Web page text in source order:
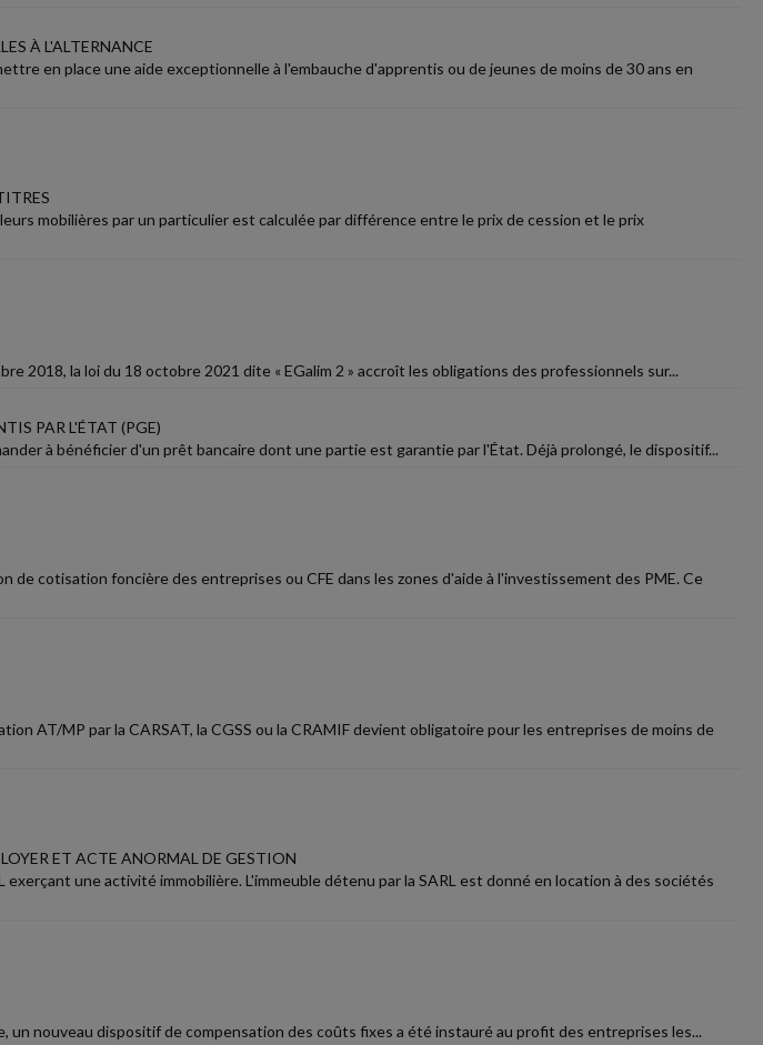
À L'ALTERNANCE
en place une aide exceptionnelle à l'embauche d'apprentis ou de jeunes de moins de 30 ans en
mobilières par un particulier est calculée par différence entre le prix de cession et le prix
2018, la loi du 18 octobre 2021 dite « EGalim 2 » accroît les obligations des professionnels sur...
PAR L'ÉTAT (PGE)
à bénéficier d'un prêt bancaire dont une partie est garantie par l'État. Déjà prolongé, le dispositif...
de cotisation foncière des entreprises ou CFE dans les zones d'aide à l'investissement des PME. Ce
AT/MP par la CARSAT, la CGSS ou la CRAMIF devient obligatoire pour les entreprises de moins de
ET ACTE ANORMAL DE GESTION
une activité immobilière. L'immeuble détenu par la SARL est donné en location à des sociétés
un nouveau dispositif de compensation des coûts fixes a été instauré au profit des entreprises les...